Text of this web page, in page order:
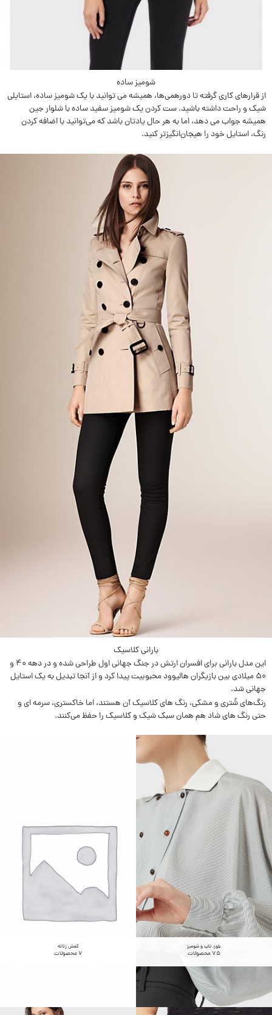
شومیز ساده
از قرارهای کاری گرفته تا دورهمی‌ها، هميشه می توانید با یک شومیز ساده، استایلی
شیک و راحت داشته باشید. ست کردن یک شومیز سفید ساده با شلوار جین
هميشه جواب می دهد، اما به هر حال يادتان باشد که می‌توانید با اضافه کردن
رنگ، استایل خود را هیجان‌انگیز‌تر کنید.
بارانی کلاسیک
این مدل بارانی برای افسران ارتش در جنگ جهانی اول طراحی شده و در دهه ۴۰ و
۵۰ ميلادی بین بازیگران هالیوود محبوبیت پیدا کرد و از آنجا تبدیل به یک استایل
جهانی شد.
رنگ‌های شُتری و مشکی، رنگ های کلاسیک آن هستند، اما خاکستری، سرمه ای و
حتی رنگ های شاد هم همان سبک شیک و کلاسیک را حفظ می‌کنند.
بلوز، تاپ و شومیز
75 محصولات
کفش زنانه
7 محصولات